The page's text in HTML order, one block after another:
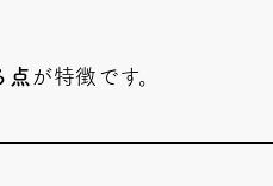
点 が特徴です。